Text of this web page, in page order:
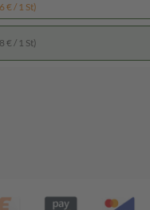
€ / 1 St)
€ / 1 St)